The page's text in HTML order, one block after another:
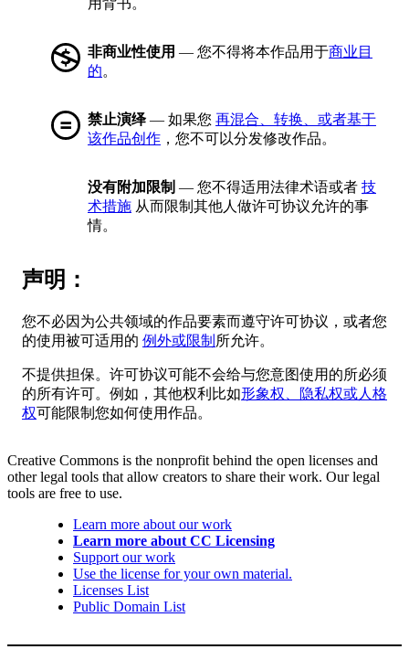
用背书。
非商业性使用 — 您不得将本作品用于商业目
的。
禁止演绎 — 如果您 再混合、转换、或者基于
该作品创作 ，您不可以分发修改作品。
没有附加限制 — 您不得适用法律术语或者 技
术措施 从而限制其他人做许可协议允许的事
情。
声明：
您不必因为公共领域的作品要素而遵守许可协议，或者您
的使用被可适用的 例外或限制 所允许。
不提供担保。许可协议可能不会给与您意图使用的所必须
的所有许可。例如，其他权利比如形象权、隐私权或人格
权可能限制您如何使用作品。
Creative Commons is the nonprofit behind the open licenses and
other legal tools that allow creators to share their work. Our legal
tools are free to use.
Learn more about our work
Learn more about CC Licensing
Support our work
Use the license for your own material.
Licenses List
Public Domain List